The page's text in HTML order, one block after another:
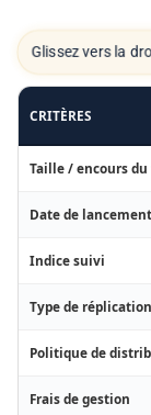
Glissez vers la
CRITÈRES
Taille / encours du
Date de lancement
Indice suivi
Type de réplication
Politique de
Frais de gestion